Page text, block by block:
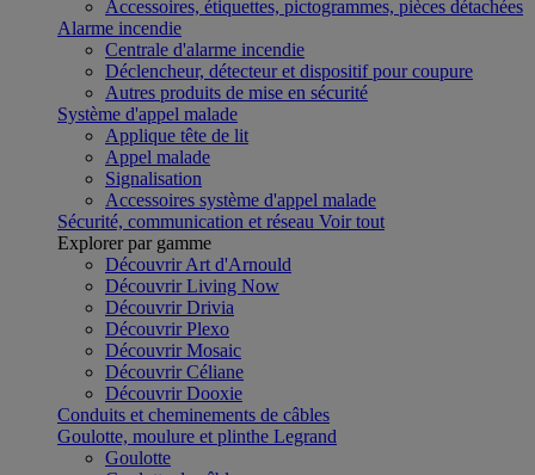
Accessoires, étiquettes, pictogrammes, pièces détachées
Alarme incendie
Centrale d'alarme incendie
Déclencheur, détecteur et dispositif pour coupure
Autres produits de mise en sécurité
Système d'appel malade
Applique tête de lit
Appel malade
Signalisation
Accessoires système d'appel malade
Sécurité, communication et réseau Voir tout
Explorer par gamme
Découvrir Art d'Arnould
Découvrir Living Now
Découvrir Drivia
Découvrir Plexo
Découvrir Mosaic
Découvrir Céliane
Découvrir Dooxie
Conduits et cheminements de câbles
Goulotte, moulure et plinthe Legrand
Goulotte